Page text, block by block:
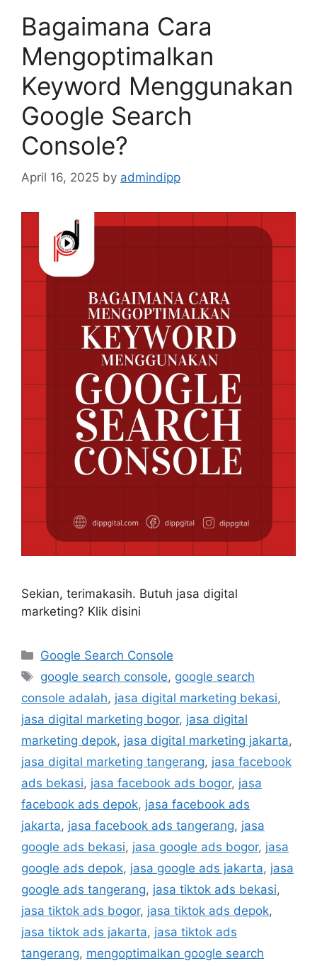
Bagaimana Cara
Mengoptimalkan
Keyword Menggunakan
Google Search
Console?
April 16, 2025 by admindipp
Sekian, terimakasih. Butuh jasa digital
marketing? Klik disini
Google Search Console
google search console, google search
console adalah, jasa digital marketing bekasi,
jasa digital marketing bogor, jasa digital
marketing depok, jasa digital marketing jakarta,
jasa digital marketing tangerang, jasa facebook
ads bekasi, jasa facebook ads bogor, jasa
facebook ads depok, jasa facebook ads
jakarta, jasa facebook ads tangerang, jasa
google ads bekasi, jasa google ads bogor, jasa
google ads depok, jasa google ads jakarta, jasa
google ads tangerang, jasa tiktok ads bekasi,
jasa tiktok ads bogor, jasa tiktok ads depok,
jasa tiktok ads jakarta, jasa tiktok ads
tangerang, mengoptimalkan google search